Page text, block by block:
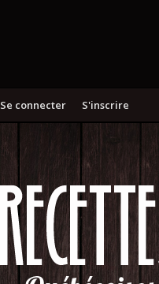
S'inscrire
Se connecter